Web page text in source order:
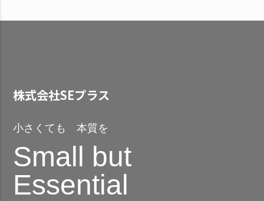
株式会社SEプラス
小さくても 本質を
Small but
Essential